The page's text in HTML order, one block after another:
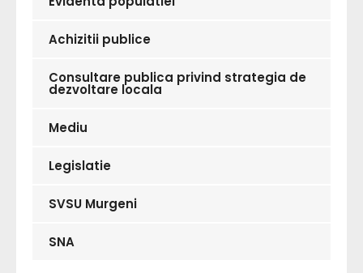
Achizitii publice
Consultare publica privind strategia de
dezvoltare locala
Mediu
Legislatie
SVSU Murgeni
SNA